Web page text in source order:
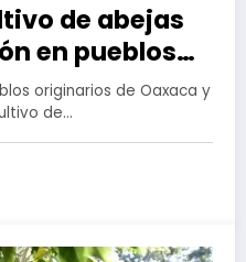
de abejas
en pueblos
y Yucatán
originarios de Oaxaca y
de…